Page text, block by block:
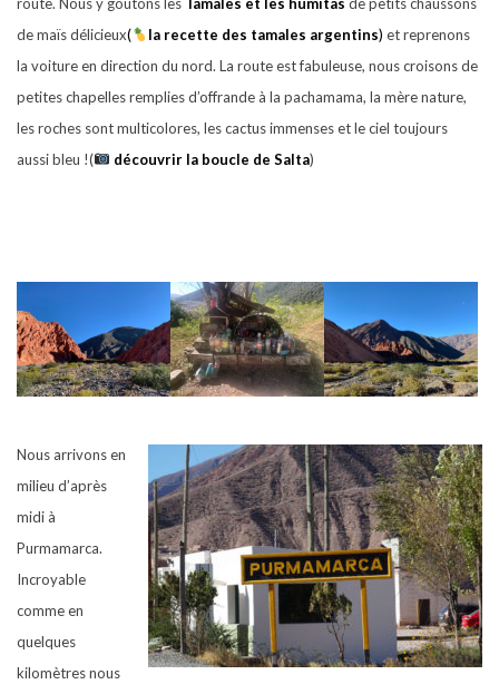
de maïs délicieux( la recette des tamales argentins) et reprenons
la voiture en direction du nord. La route est fabuleuse, nous croisons de
petites chapelles remplies d’offrande à la pachamama, la mère nature,
les roches sont multicolores, les cactus immenses et le ciel toujours
aussi bleu !(
découvrir la boucle de Salta)
Nous arrivons en
milieu d’après
midi à
Purmamarca.
Incroyable
comme en
quelques
kilomètres nous